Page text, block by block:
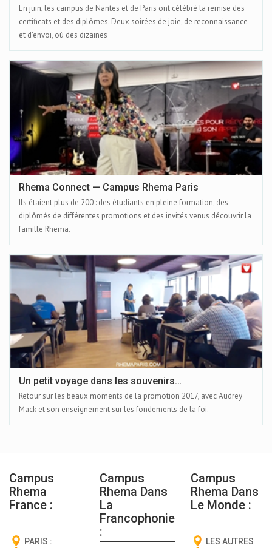
En juin, les campus de Nantes et de Paris ont célébré la remise des
certificats et des diplômes. Deux soirées de joie, de reconnaissance
et d'envoi, où des dizaines
Rhema Connect — Campus Rhema Paris
Ils étaient plus de 200 : des étudiants en pleine formation, des
diplômés de différentes promotions et des invités venus découvrir la
famille Rhema.
Un petit voyage dans les souvenirs…
Retour sur les beaux moments de la promotion 2017, avec Audrey
Mack et son enseignement sur les fondements de la foi.
Campus
Rhema
France :
PARIS :
Campus
Rhema Dans
La
Francophonie
:
Campus
Rhema Dans
Le Monde :
LES AUTRES